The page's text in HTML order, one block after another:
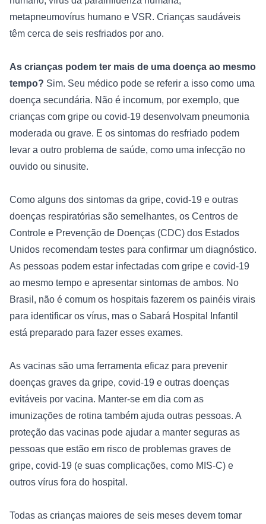
metapneumovírus humano e VSR. Crianças saudáveis ​​
têm cerca de seis resfriados por ano.
As crianças podem ter mais de uma doença ao mesmo
tempo? Sim. Seu médico pode se referir a isso como uma
doença secundária. Não é incomum, por exemplo, que
crianças com gripe ou covid-19 desenvolvam pneumonia
moderada ou grave. E os sintomas do resfriado podem
levar a outro problema de saúde, como uma infecção no
ouvido ou sinusite.
Como alguns dos sintomas da gripe, covid-19 e outras
doenças respiratórias são semelhantes, os Centros de
Controle e Prevenção de Doenças (CDC) dos Estados
Unidos recomendam testes para confirmar um diagnóstico.
As pessoas podem estar infectadas com gripe e covid-19
ao mesmo tempo e apresentar sintomas de ambos. No
Brasil, não é comum os hospitais fazerem os painéis virais
para identificar os vírus, mas o Sabará Hospital Infantil
está preparado para fazer esses exames.
As vacinas são uma ferramenta eficaz para prevenir
doenças graves da gripe, covid-19 e outras doenças
evitáveis ​​por vacina. Manter-se em dia com as
imunizações de rotina também ajuda outras pessoas. A
proteção das vacinas pode ajudar a manter seguras as
pessoas que estão em risco de problemas graves de
gripe, covid-19 (e suas complicações, como MIS-C) e
outros vírus fora do hospital.
Todas as crianças maiores de seis meses devem tomar